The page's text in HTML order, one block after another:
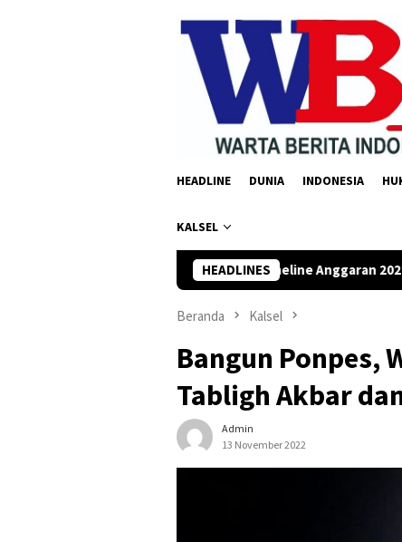
HEADLINE DUNIA INDONESIA
KALSEL
HEADLINES
OPD Susun Timeline Anggaran 2027 Sejak Awal Tahun
Beranda Kalsel
Bangun Ponpes,
Tabligh Akbar
Admin
13 November 2022